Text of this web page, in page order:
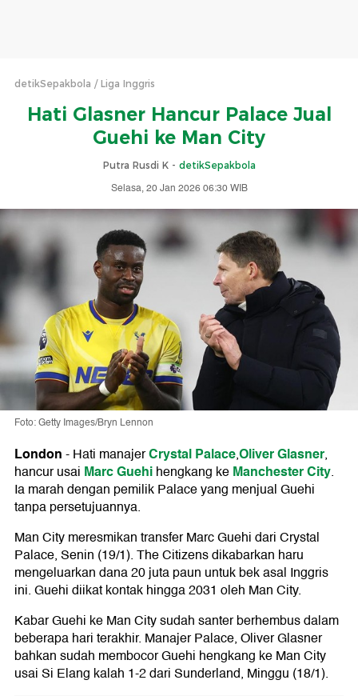
detikSepakbola Liga Inggris
Hati Glasner Hancur Palace Jual
Guehi ke Man City
Putra Rusdi K - detikSepakbola
Selasa, 20 Jan 2026 06:30 WIB
Foto: Getty Images/Bryn Lennon
London-Hati manajerCrystal Palace,Oliver Glasner,
hancur usai Marc Guehihengkang keManchester City.
Ia marah dengan pemilik Palace yang menjual Guehi
tanpa persetujuannya.
Man City meresmikan transfer Marc Guehi dari Crystal
Palace, Senin (19/1). The Citizens dikabarkan haru
mengeluarkan dana 20 juta paun untuk bek asal Inggris
ini. Guehi diikat kontak hingga 2031 oleh Man City.
Kabar Guehi ke Man City sudah santer berhembus dalam
beberapa hari terakhir. Manajer Palace, Oliver Glasner
bahkan sudah membocor Guehi hengkang ke Man City
usai Si Elang kalah 1-2 dari Sunderland, Minggu (18/1).